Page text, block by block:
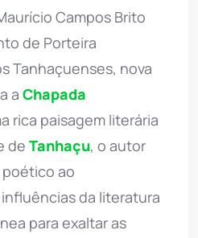
Campos Brito
de Porteira
Tanhaçuenses, nova
a Chapada
rica paisagem literária
de Tanhaçu, o autor
ao
da literatura
para exaltar as